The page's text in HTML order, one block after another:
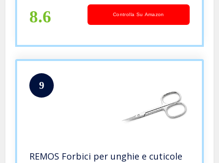
8.6 Controlla Su Amazon
9
REMOS Forbici per unghie e cuticole